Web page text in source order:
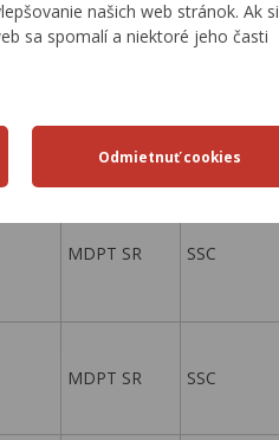
našich web stránok. Ak si
sa spomalí a niektoré jeho časti
MDPT SR SSC
MDPT SR SSC